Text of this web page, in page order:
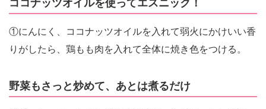
ココナッツオイルを使ってエスニック！
①にんにく、ココナッツオイルを入れて弱火にかけいい香
りがしたら、鶏もも肉を入れて全体に焼き色をつける。
野菜もさっと炒めて、あとは煮るだけ